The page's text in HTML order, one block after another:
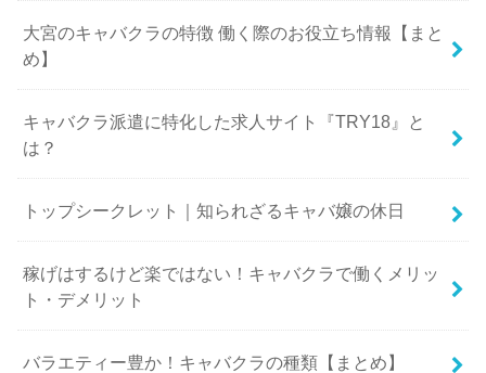
大宮のキャバクラの特徴 働く際のお役立ち情報【まと
め】
キャバクラ派遣に特化した求人サイト『TRY18』と
は？
トップシークレット｜知られざるキャバ嬢の休日
稼げはするけど楽ではない！キャバクラで働くメリッ
ト・デメリット
バラエティー豊か！キャバクラの種類【まとめ】